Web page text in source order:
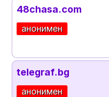
48chasa.com
анонимен
telegraf.bg
анонимен